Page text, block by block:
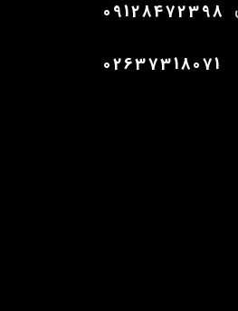
09128472398
02637318071